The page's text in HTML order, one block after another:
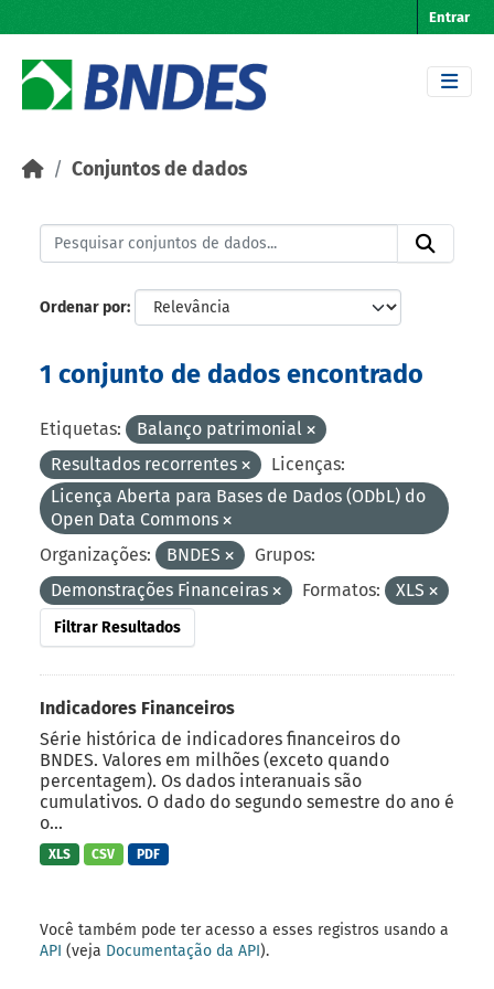
Entrar
Conjuntos de dados
Ordenar por
1 conjunto de dados encontrado
Etiquetas:
Balanço patrimonial
Resultados recorrentes
Licenças:
Licença Aberta para Bases de Dados (ODbL) do
Open Data Commons
Organizações:
BNDES
Grupos:
Demonstrações Financeiras
Formatos: XLS
Filtrar Resultados
Indicadores Financeiros
Série histórica de indicadores financeiros do
BNDES. Valores em milhões (exceto quando
percentagem). Os dados interanuais são
cumulativos. O dado do segundo semestre do ano é
o...
XLS CSV PDF
Você também pode ter acesso a esses registros usando a
API (veja Documentação da API).